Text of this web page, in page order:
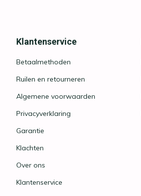
Klantenservice
Betaalmethoden
Ruilen en retourneren
Algemene voorwaarden
Privacyverklaring
Garantie
Klachten
Over ons
Klantenservice